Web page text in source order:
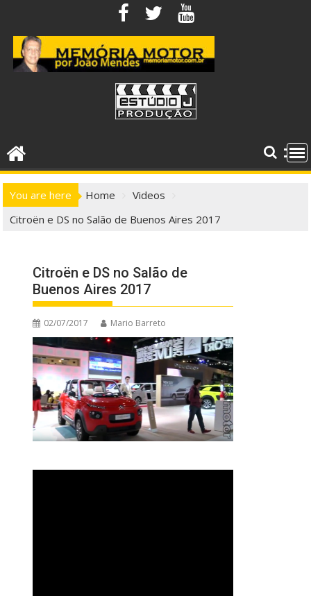
content
You are here Home
Videos
Citroën e DS no Salão de Buenos Aires 2017
Citroën e DS no Salão de
Buenos Aires 2017
02/07/2017 Mario Barreto